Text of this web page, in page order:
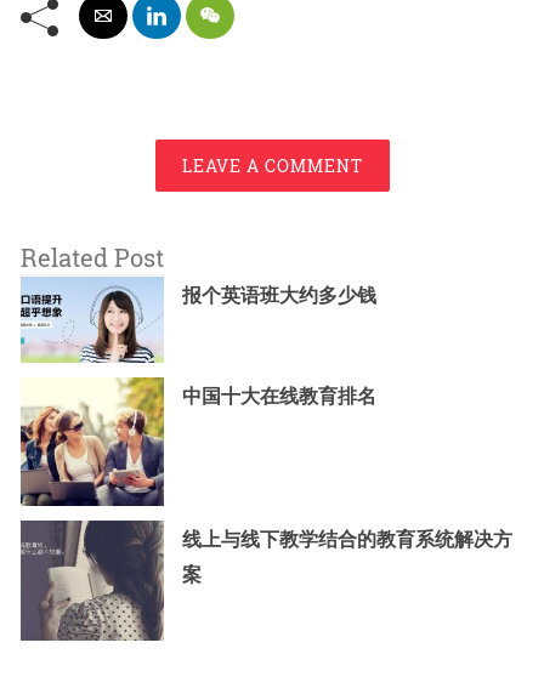
LEAVE A COMMENT
Related Post
报个英语班大约多少钱
中国十大在线教育排名
线上与线下教学结合的教育系统解决方
案